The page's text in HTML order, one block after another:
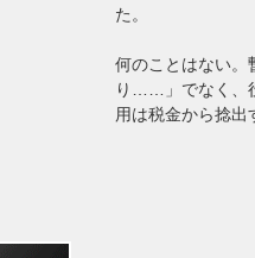
た。
何のことはない。
り……」でなく、
用は税金から捻出